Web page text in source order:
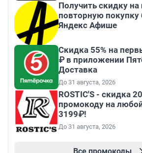
Получить скидку
повторную покупку
Яндекс Афише
Скидка 55% на
₽ в приложении
Доставка
До 31 августа, 2026
ROSTIC'S - скидка
промокоду на
3199₽!
До 31 августа, 2026